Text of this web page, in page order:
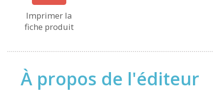
Imprimer la
fiche produit
À propos de l'éditeur